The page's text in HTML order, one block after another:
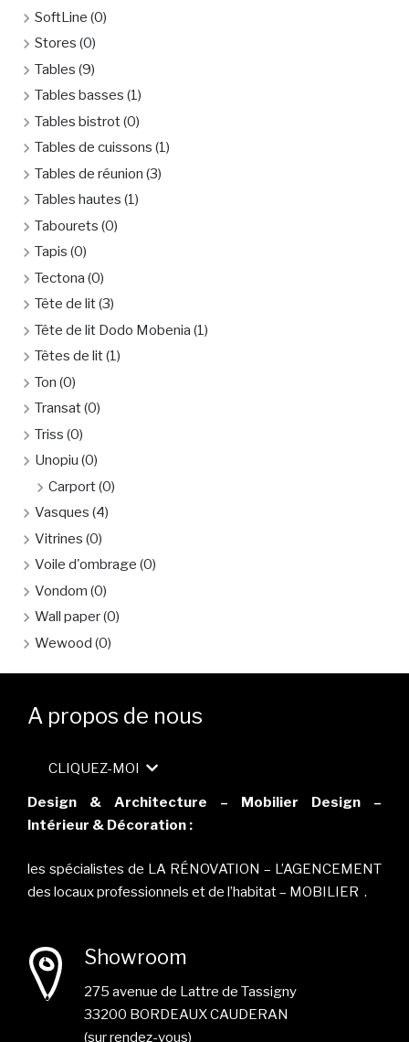
SoftLine (0)
Stores (0)
Tables (9)
Tables basses (1)
Tables bistrot(0)
Tables de cuissons (1)
Tables de réunion (3)
Tables hautes (1)
Tabourets (0)
Tapis (0)
Tectona (0)
Tête de lit(3)
Tête de lit Dodo Mobenia (1)
Têtes de lit(1)
Ton (0)
Transat(0)
Triss (0)
Unopiu (0)
Carport(0)
Vasques (4)
Vitrines (0)
Voile d'ombrage (0)
Vondom (0)
Wall paper(0)
Wewood (0)
A propos de nous
CLIQUEZ-MOI
Design & Architecture – Mobilier Design –
Intérieur & Décoration :
les spécialistes de LA RÉNOVATION – L’AGENCEMENT
des locaux professionnels et de l’habitat – MOBILIER .
Showroom
275 avenue de Lattre de Tassigny
33200 BORDEAUX CAUDERAN
(sur rendez-vous)